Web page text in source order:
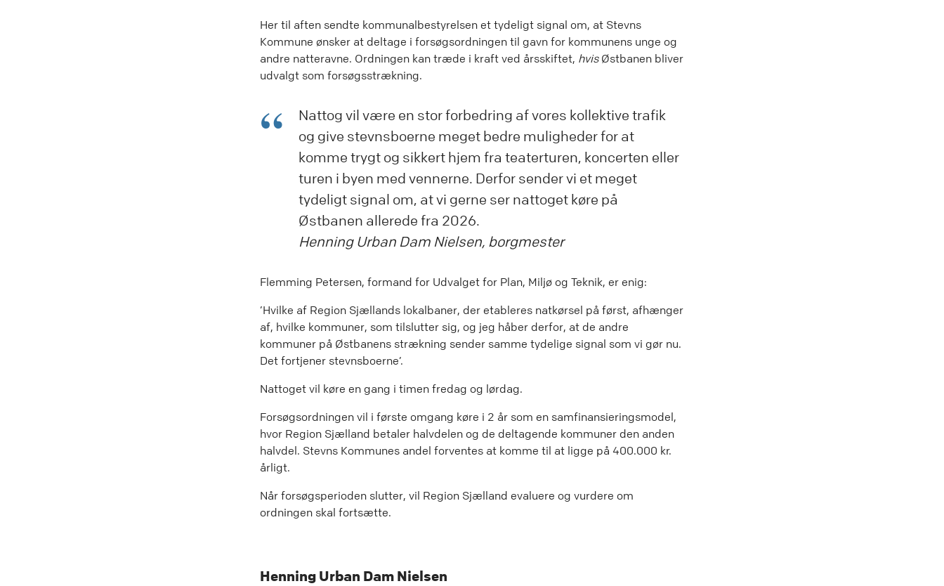
Her til aften sendte kommunalbestyrelsen et tydeligt signal om, at Stevns
Kommune ønsker at deltage i forsøgsordningen til gavn for kommunens unge og
andre natteravne. Ordningen kan træde i kraft ved årsskiftet, hvisØstbanen bliver
udvalgt som forsøgsstrækning.
Nattog vil være en stor forbedring af vores kollektive trafik
og give stevnsboerne meget bedre muligheder for at
komme trygt og sikkert hjem fra teaterturen, koncerten eller
turen i byen med vennerne. Derfor sender vi et meget
tydeligt signal om, at vi gerne ser nattoget køre på
Østbanen allerede fra 2026.
Henning Urban Dam Nielsen, borgmester
Flemming Petersen, formand for Udvalget for Plan, Miljø og Teknik, er enig:
’Hvilke af Region Sjællands lokalbaner, der etableres natkørsel på først, afhænger
af, hvilke kommuner, som tilslutter sig, og jeg håber derfor, at de andre
kommuner på Østbanens strækning sender samme tydelige signal som vi gør nu.
Det fortjener stevnsboerne’.
Nattoget vil køre en gang i timen fredag og lørdag.
Forsøgsordningen vil i første omgang køre i 2 år som en samfinansieringsmodel,
hvor Region Sjælland betaler halvdelen og de deltagende kommuner den anden
halvdel. Stevns Kommunes andel forventes at komme til at ligge på 400.000 kr.
årligt.
Når forsøgsperioden slutter, vil Region Sjælland evaluere og vurdere om
ordningen skal fortsætte.
Henning Urban Dam Nielsen